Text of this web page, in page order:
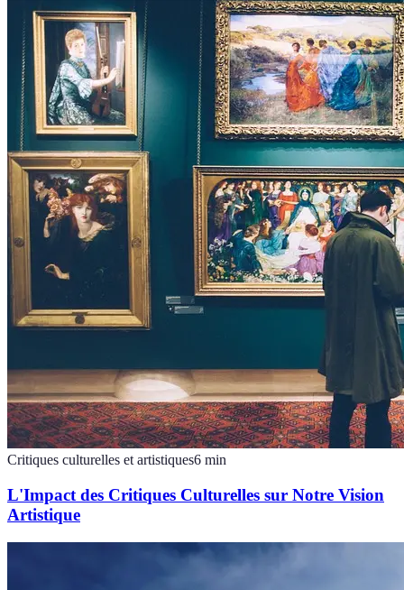
Critiques culturelles et artistiques6 min
L'Impact des Critiques Culturelles sur Notre Vision
Artistique